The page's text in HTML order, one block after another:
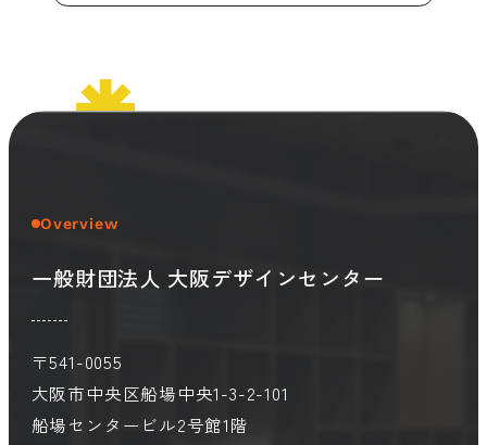
Overview
一般財団法人 大阪デザインセンター
〒541-0055
大阪市中央区船場中央1-3-2-101
船場センタービル2号館1階